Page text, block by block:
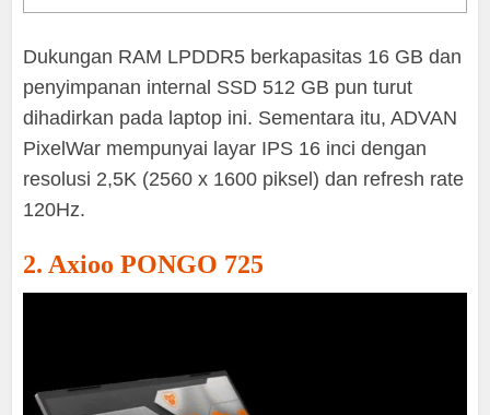
Dukungan RAM LPDDR5 berkapasitas 16 GB dan
penyimpanan internal SSD 512 GB pun turut
dihadirkan pada laptop ini. Sementara itu, ADVAN
PixelWar mempunyai layar IPS 16 inci dengan
resolusi 2,5K (2560 x 1600 piksel) dan refresh rate
120Hz.
2. Axioo PONGO 725